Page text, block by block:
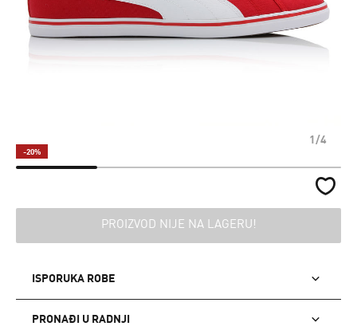
1/4
-20%
PROIZVOD NIJE NA LAGERU!
ISPORUKA ROBE
PRONAĐI U RADNJI